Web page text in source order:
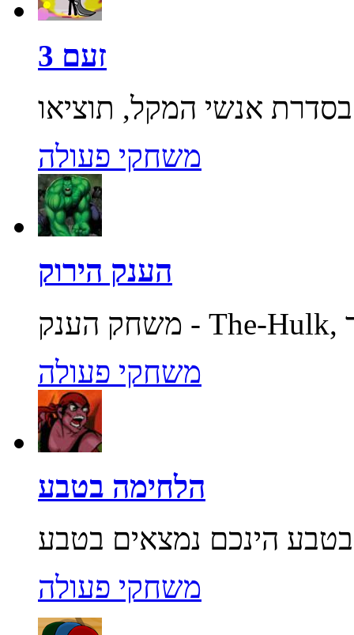
זעם 3
משחקי פעולה
הענק הירוק
משחקי פעולה
הלחימה בטבע
משחקי פעולה